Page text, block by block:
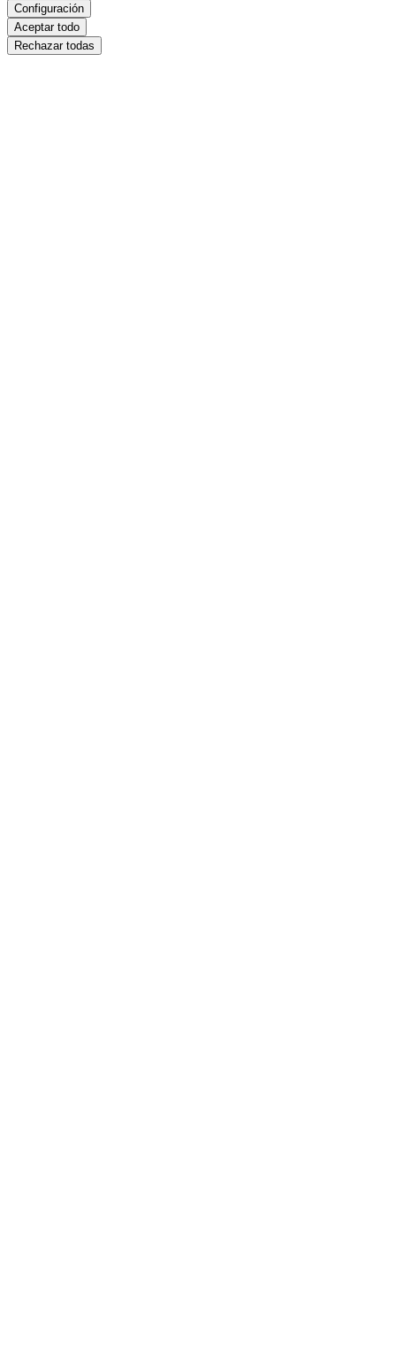
Configuración
Aceptar todo
Rechazar todas